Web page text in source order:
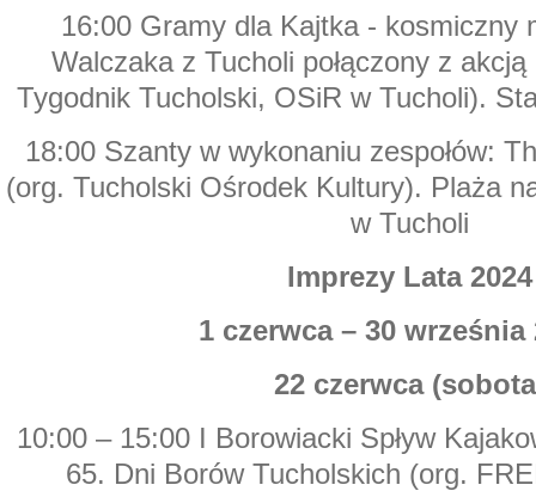
16:00 Gramy dla Kajtka - kosmiczny
Walczaka z Tucholi połączony z
Tygodnik Tucholski, OSiR w Tucholi).
18:00 Szanty w wykonaniu zespołów:
(org. Tucholski Ośrodek Kultury). Plaża
w Tucholi
Imprezy Lata 2024
1 czerwca – 30 września
22 czerwca
10:00 – 15:00 I Borowiacki Spływ
65. Dni Borów Tucholskich (org.